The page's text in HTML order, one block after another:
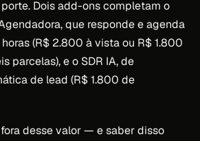
Dois add-ons completam o
que responde e agenda
(R$ 2.800 à vista ou R$ 1.800
parcelas), e o SDR IA, de
de lead (R$ 1.800 de
desse valor — e saber disso